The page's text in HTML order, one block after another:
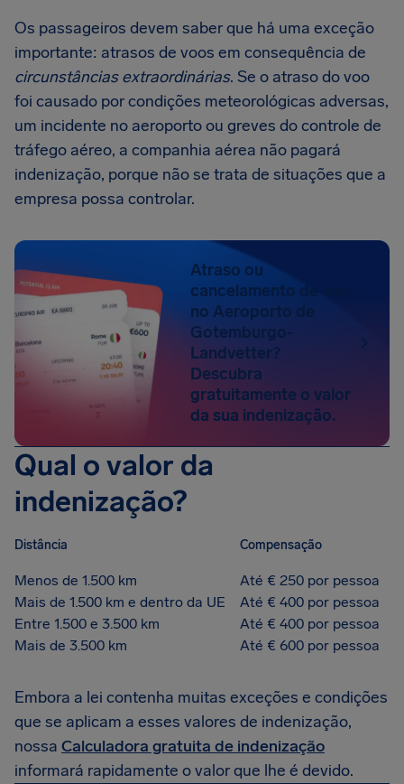
Os passageiros devem saber que há uma exceção
importante: atrasos de voos em consequência de
circunstâncias extraordinárias. Se o atraso do voo
foi causado por condições meteorológicas adversas,
um incidente no aeroporto ou greves do controle de
tráfego aéreo, a companhia aérea não pagará
indenização, porque não se trata de situações que a
empresa possa controlar.
Atraso ou
cancelamento de voo
no Aeroporto de
Gotemburgo-
Landvetter?
Descubra
gratuitamente o valor
da sua indenização.
Qual o valor da
indenização?
Distância Compensação
Menos de 1.500 km
Até € 250 por pessoa
Mais de 1.500 km e dentro da UE
Até € 400 por pessoa
Entre 1.500 e 3.500 km
Até € 400 por pessoa
Mais de 3.500 km
Até € 600 por pessoa
Embora a lei contenha muitas exceções e condições
que se aplicam a esses valores de indenização,
nossa Calculadora gratuita de indenização
informará rapidamente o valor que lhe é devido.